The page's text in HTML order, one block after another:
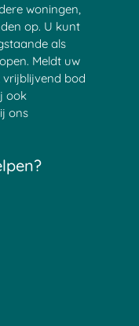
woningen,
op. U kunt
als
Meldt uw
bod
ook
ons